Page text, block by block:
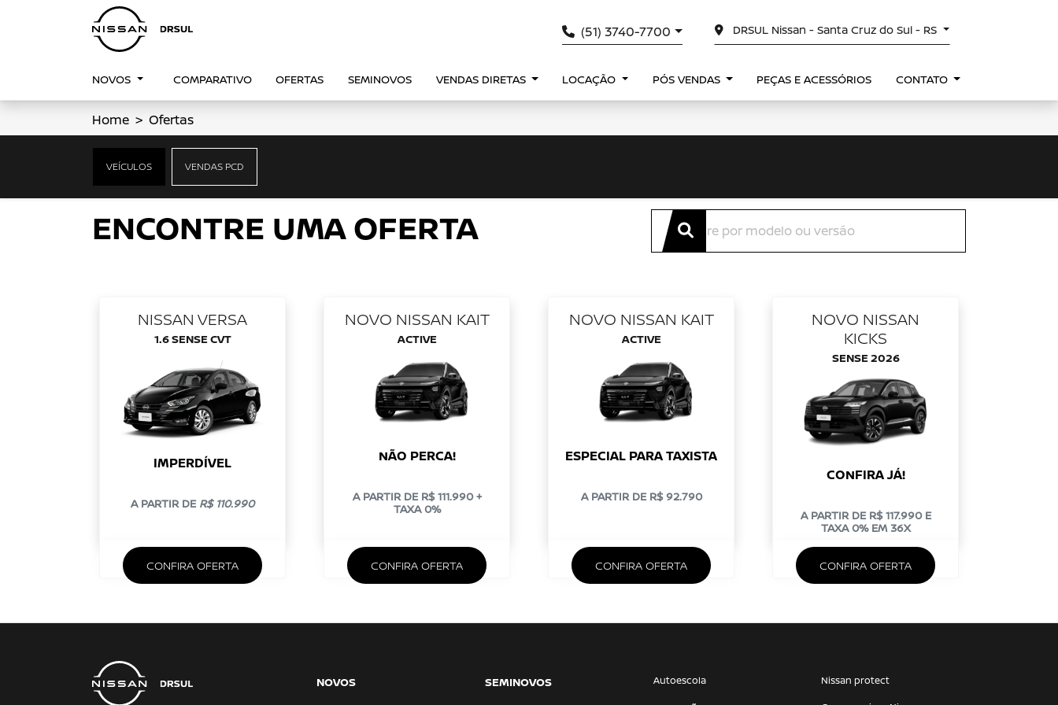
(51) 3740-7700 DRSUL Nissan - Santa Cruz do Sul - RS
NOVOS COMPARATIVO OFERTAS SEMINOVOS VENDAS DIRETAS LOCAÇÃO PÓS VENDAS PEÇAS E ACESSÓRIOS CONTATO
Home Ofertas
VEÍCULOS VENDAS PCD
OFERTAS NISSAN
Clique e solicite sua proposta.
ENCONTRE UMA OFERTA
NISSAN VERSA
1.6 SENSE CVT
IMPERDÍVEL
A PARTIR DE R$ 110.990
CONFIRA OFERTA
NOVO NISSAN KAIT
ACTIVE
NÃO PERCA!
A PARTIR DE R$ 111.990 +
TAXA 0%
CONFIRA OFERTA
NOVO NISSAN KAIT
ACTIVE
ESPECIAL PARA TAXISTA
A PARTIR DE R$ 92.790
CONFIRA OFERTA
NOVO NISSAN
KICKS
SENSE 2026
CONFIRA JÁ!
A PARTIR DE R$ 117.990 E
TAXA 0% EM 36X
CONFIRA OFERTA
NOVOS
SEMINOVOS
Autoescola
Nissan protect